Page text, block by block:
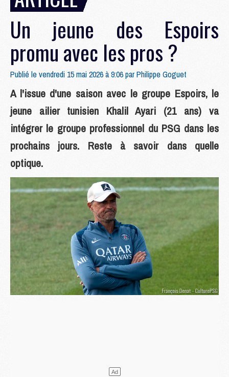
Un jeune des Espoirs
promu avec les pros ?
Publié le vendredi 15 mai 2026 à 9:06 parPhilippe Goguet
A l'issue d'une saison avec le groupe Espoirs, le
jeune ailier tunisien Khalil Ayari (21 ans) va
intégrer le groupe professionnel du PSG dans les
prochains jours. Reste à savoir dans quelle
optique.